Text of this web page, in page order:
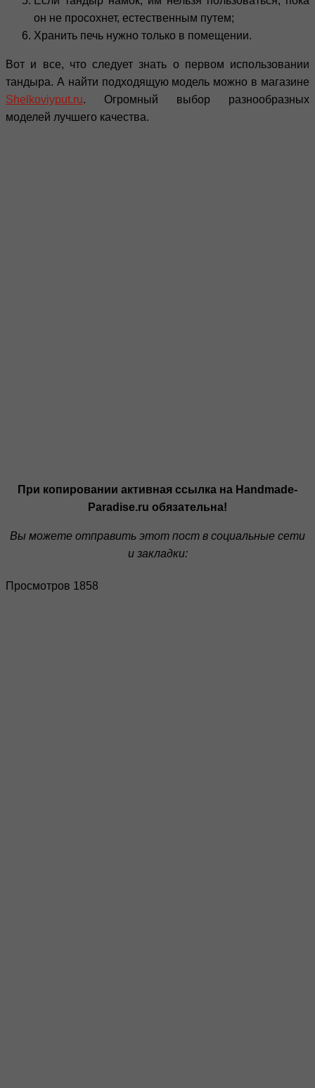
он не просохнет, естественным путем;
Хранить печь нужно только в помещении.
Вот и все, что следует знать о первом использовании
тандыра. А найти подходящую модель можно в магазине
Shelkoviyput.ru. Огромный выбор разнообразных
моделей лучшего качества.
При копировании активная ссылка на Handmade-
Paradise.ru обязательна!
Вы можете отправить этот пост в социальные сети
и закладки:
Просмотров 1858